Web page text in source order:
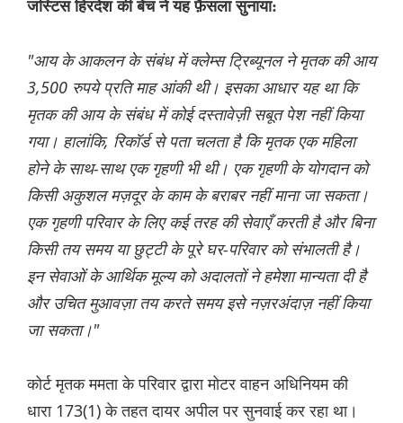
जस्टिस हिरदेश की बेंच ने यह फ़ैसला सुनाया:
"आय के आकलन के संबंध में क्लेम्स ट्रिब्यूनल ने मृतक की आय
3,500 रुपये प्रति माह आंकी थी। इसका आधार यह था कि
मृतक की आय के संबंध में कोई दस्तावेज़ी सबूत पेश नहीं किया
गया। हालांकि, रिकॉर्ड से पता चलता है कि मृतक एक महिला
होने के साथ-साथ एक गृहणी भी थी। एक गृहणी के योगदान को
किसी अकुशल मज़दूर के काम के बराबर नहीं माना जा सकता।
एक गृहणी परिवार के लिए कई तरह की सेवाएँ करती है और बिना
किसी तय समय या छुट्टी के पूरे घर-परिवार को संभालती है।
इन सेवाओं के आर्थिक मूल्य को अदालतों ने हमेशा मान्यता दी है
और उचित मुआवज़ा तय करते समय इसे नज़रअंदाज़ नहीं किया
जा सकता।"
कोर्ट मृतक ममता के परिवार द्वारा मोटर वाहन अधिनियम की
धारा 173(1) के तहत दायर अपील पर सुनवाई कर रहा था।